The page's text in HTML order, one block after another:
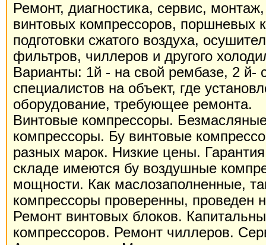
Ремонт, диагностика, сервис,
винтовых компрессоров, поршневых
подготовки сжатого воздуха,
фильтров, чиллеров и другого
Варианты: 1й - на свой рембазе, 2 й-
специалистов на объект, где
оборудование, требующее ремонта.
Винтовые компрессоры.
компрессоры. Бу винтовые
разных марок. Низкие цены.
складе имеются бу воздушные
мощности. Как маслозаполненные,
компрессоры проверенны, проведен
Ремонт винтовых блоков.
компрессоров. Ремонт чиллеров.